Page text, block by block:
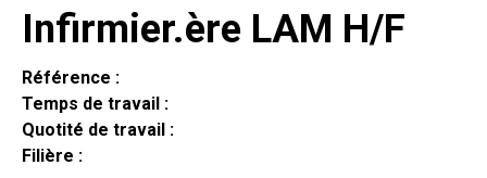
Infirmier.ère LAM H/F
Référence :
Temps de travail :
Quotité de travail :
Filière :